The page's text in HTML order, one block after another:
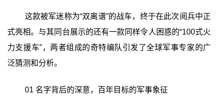
这款被军迷称为“双离谱”的战车，终于在此次阅兵中正
式亮相。与其同台展示的还有一款同样令人困惑的“100式火
力支援车”，两者组成的奇特编队引发了全球军事专家的广
泛猜测和分析。
01 名字背后的深意，百年目标的军事象征